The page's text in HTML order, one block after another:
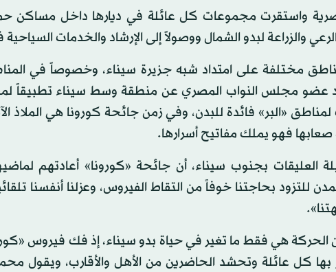
واستقرت مجموعات كل عائلة في ديارها داخل مساكن
والزراعة لبدو الشمال ووصولاً إلى الإرشاد والخدمات
مختلفة على امتداد شبه جزيرة سيناء، وخصوصاً في
مجلس النواب المصري عن منطقة وسط سيناء تطبيقاً
«البر» فائدة للبدن، وفي زمن جائحة كورونا هي الملاذ
فهو يملك مفاتيح أسرارها.
العليقات بجنوب سيناء، أن جائحة «كورونا» أعادتهم
للتزود بحاجتنا خوفاً من التقاط الفيروس، وعزلنا أنفسنا
هي فقط ما تغير في حياة بدو سيناء، إذ فك فيروس
بها كل عائلة وتحشد الحاضرين من الأهل والأقارب، ويقول